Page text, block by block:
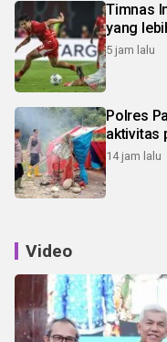
Timnas
yang
5 jam lalu
Polres
aktivitas
14 jam lalu
Video